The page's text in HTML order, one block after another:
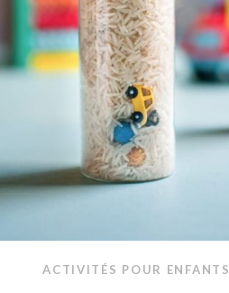
ACTIVITÉS POUR ENFANTS